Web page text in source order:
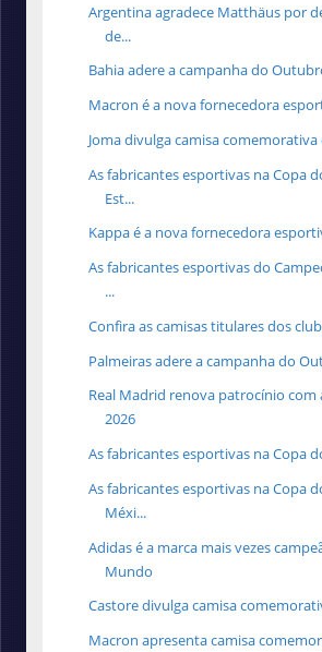
Argentina agradece Matthäus por
de...
Bahia adere a campanha do
Macron é a nova fornecedora
Joma divulga camisa
As fabricantes esportivas na Copa
Est...
Kappa é a nova fornecedora
As fabricantes esportivas do
...
Confira as camisas titulares dos
Palmeiras adere a campanha do
Real Madrid renova patrocínio com
2026
As fabricantes esportivas na Copa
As fabricantes esportivas na Copa
Méxi...
Adidas é a marca mais vezes
Mundo
Castore divulga camisa
Macron apresenta camisa